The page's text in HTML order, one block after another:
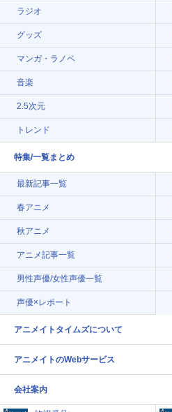
ラジオ
グッズ
マンガ・ラノベ
音楽
2.5次元
トレンド
特集/一覧まとめ
最新記事一覧
春アニメ
秋アニメ
アニメ記事一覧
男性声優/女性声優一覧
声優×レポート
アニメイトタイムズについて
アニメイトのWebサービス
会社案内